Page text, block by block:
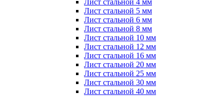
Лист стальной 4 мм
Лист стальной 5 мм
Лист стальной 6 мм
Лист стальной 8 мм
Лист стальной 10 мм
Лист стальной 12 мм
Лист стальной 16 мм
Лист стальной 20 мм
Лист стальной 25 мм
Лист стальной 30 мм
Лист стальной 40 мм